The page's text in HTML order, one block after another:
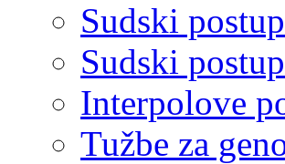
Sudski
Sudski
Interpolove
Tužbe za